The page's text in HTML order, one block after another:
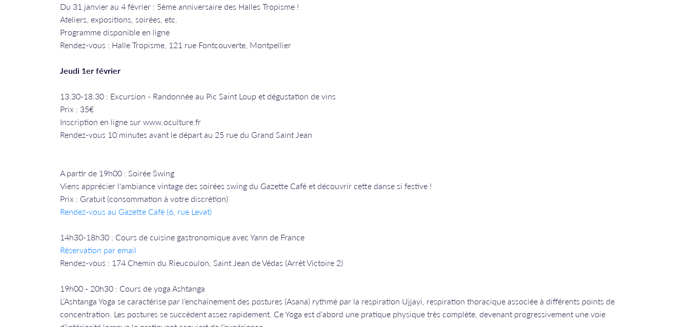
Du 31 janvier au 4 février : 5ème anniversaire des Halles Tropisme !
Ateliers, expositions, soirées, etc.
Programme disponible en ligne
Rendez-vous : Halle Tropisme, 121 rue Fontcouverte, Montpellier
Jeudi 1er février
13.30-18.30 : Excursion - Randonnée au Pic Saint Loup et dégustation de vins
Prix : 35€
Inscription en ligne sur www.oculture.fr
Rendez-vous 10 minutes avant le départ au 25 rue du Grand Saint Jean
A partir de 19h00 : Soirée Swing
Viens apprécier l'ambiance vintage des soirées swing du Gazette Café et découvrir cette danse si festive !
Prix : Gratuit (consommation à votre discrétion)
Rendez-vous au Gazette Café (6, rue Levat)
14h30-18h30 : Cours de cuisine gastronomique avec Yann de France
Réservation par email
Rendez-vous : 174 Chemin du Rieucoulon, Saint Jean de Védas (Arrêt Victoire 2)
19h00 - 20h30 : Cours de yoga Ashtanga
L’Ashtanga Yoga se caractérise par l’enchaînement des postures (Asana) rythmé par la respiration Ujjayi, respiration thoracique associée à différents points de
concentration. Les postures se succèdent assez rapidement. Ce Yoga est d’abord une pratique physique très complète, devenant progressivement une voie